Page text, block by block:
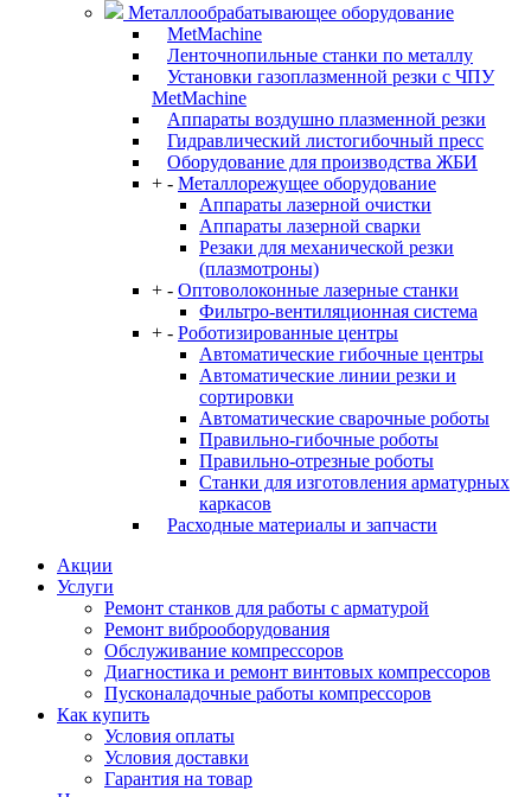
Металлообрабатывающее оборудование
MetMachine
Ленточнопильные станки по металлу
Установки газоплазменной резки с ЧПУ
MetMachine
Аппараты воздушно плазменной резки
Гидравлический листогибочный пресс
Оборудование для производства ЖБИ
+ - Металлорежущее оборудование
Аппараты лазерной очистки
Аппараты лазерной сварки
Резаки для механической резки
(плазмотроны)
+ - Оптоволоконные лазерные станки
Фильтро-вентиляционная система
+ - Роботизированные центры
Автоматические гибочные центры
Автоматические линии резки и
сортировки
Автоматические сварочные роботы
Правильно-гибочные роботы
Правильно-отрезные роботы
Станки для изготовления арматурных
каркасов
Расходные материалы и запчасти
Акции
Услуги
Ремонт станков для работы с арматурой
Ремонт виброоборудования
Обслуживание компрессоров
Диагностика и ремонт винтовых компрессоров
Пусконаладочные работы компрессоров
Как купить
Условия оплаты
Условия доставки
Гарантия на товар